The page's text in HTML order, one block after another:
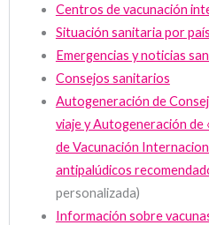
Centros de vacunación
Situación sanitaria por
Emergencias y noticias
Consejos sanitarios
Autogeneración de
viaje y Autogeneración de
de Vacunación
antipalúdicos
personalizada)
Información sobre